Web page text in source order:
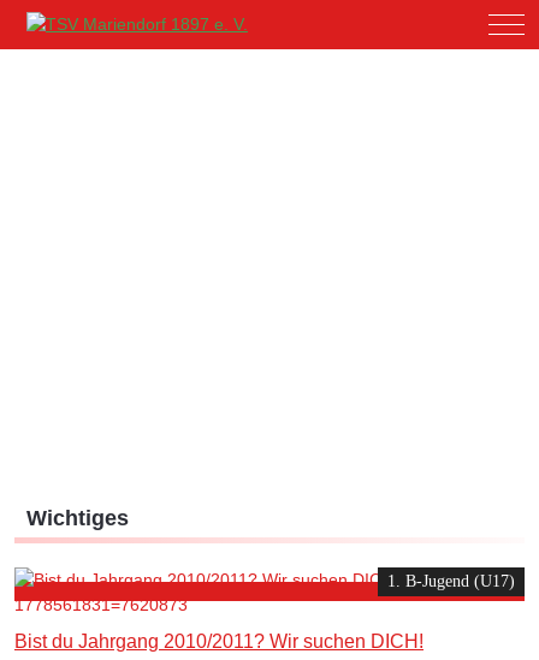
Wichtiges
1. B-Jugend (U17)
Bist du Jahrgang 2010/2011? Wir suchen DICH!